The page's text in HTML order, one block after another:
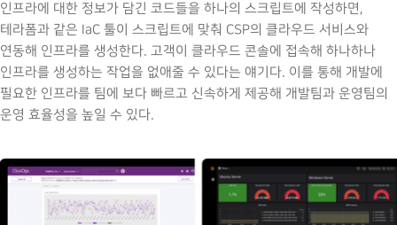
인프라에 대한 정보가 담긴 코드들을 하나의 스크립트에 작성하면,
테라폼과 같은 IaC 툴이 스크립트에 맞춰 CSP의 클라우드 서비스와
연동해 인프라를 생성한다. 고객이 클라우드 콘솔에 접속해 하나하나
인프라를 생성하는 작업을 없애줄 수 있다는 얘기다. 이를 통해 개발에
필요한 인프라를 팀에 보다 빠르고 신속하게 제공해 개발팀과 운영팀의
운영 효율성을 높일 수 있다.